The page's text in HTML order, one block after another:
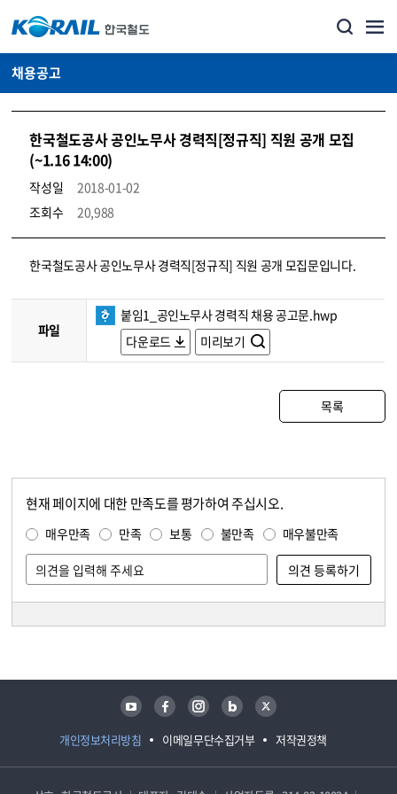
채용공고
한국철도공사 공인노무사 경력직[정규직] 직원 공개 모집
(~1.16 14:00)
작성일
2018-01-02
조회수
20,988
코레일소개_경영공시_채용공고 상세보기 – 내용, 파일, 담당자 연락처로 구성
한국철도공사 공인노무사 경력직[정규직] 직원 공개 모집문입니다.
파일
붙임1_공인노무사 경력직 채용 공고문.hwp
다운로드
미리보기
목록
현재 페이지에 대한 만족도를 평가하여 주십시오.
매우만족 만족 보통 불만족 매우불만족
개인정보처리방침 이메일무단수집거부 저작권정책
유튜브 페이스북 인스타그램 블로그 트위터